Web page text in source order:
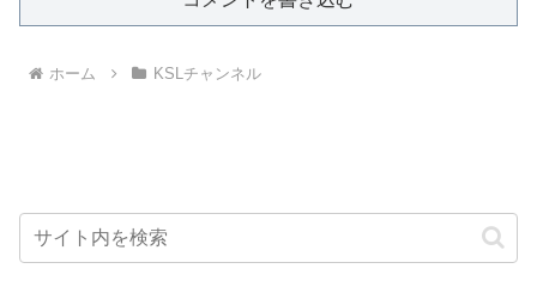
ホーム KSLチャンネル